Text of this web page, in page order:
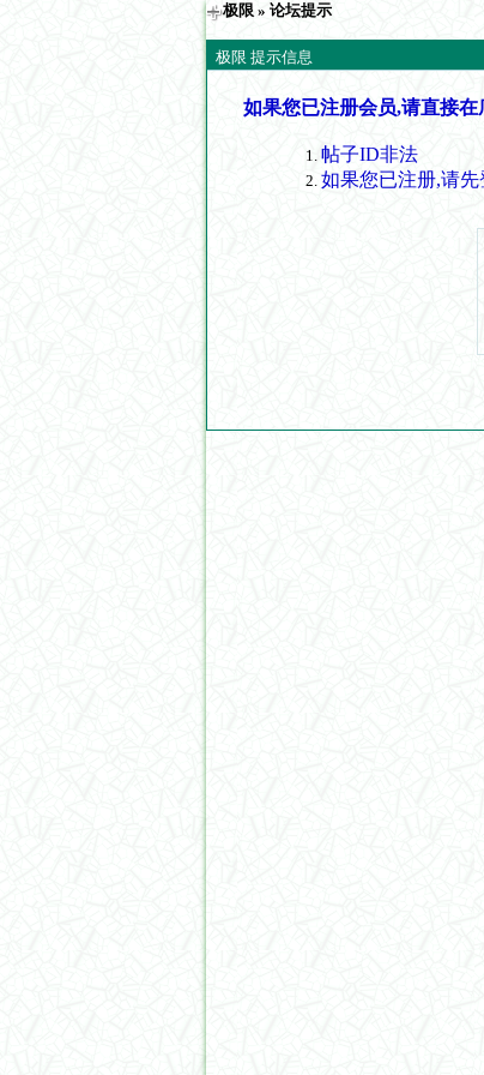
极限 » 论坛提示
极限 提示信息
如果您已注册会员,请直接
帖子ID非法
如果您已注册,请